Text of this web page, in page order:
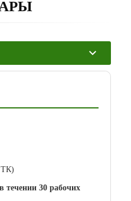
ТК)
течении 30 рабочих